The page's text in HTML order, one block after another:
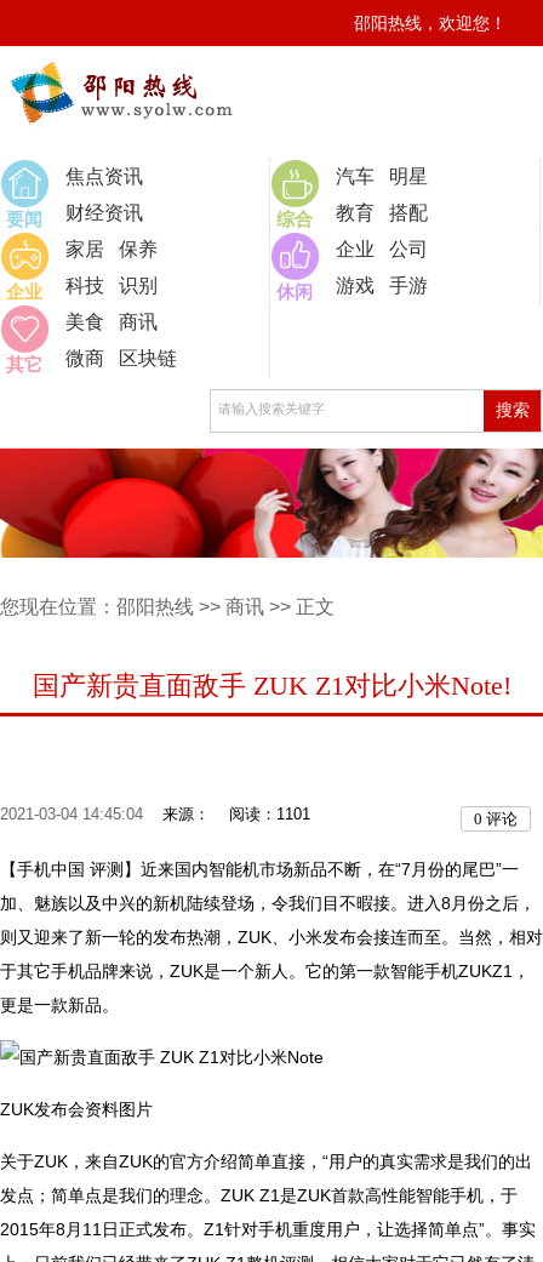
邵阳热线，欢迎您！
要闻
焦点资讯
财经资讯
综合
汽车
明星
教育
搭配
企业
家居
保养
科技
识别 休闲
企业
公司
游戏
手游
其它
美食
商讯
微商
区块链
您现在位置： 邵阳热线 >> 商讯 >> 正文
国产新贵直面敌手 ZUK Z1对比小米Note!
2021-03-04 14:45:04 来源： 阅读：1101 0 评论
【手机中国 评测】近来国内智能机市场新品不断，在“7月份的尾巴”一
加、魅族以及中兴的新机陆续登场，令我们目不暇接。进入8月份之后，
则又迎来了新一轮的发布热潮，ZUK、小米发布会接连而至。当然，相对
于其它手机品牌来说，ZUK是一个新人。它的第一款智能手机ZUKZ1，
更是一款新品。
ZUK发布会资料图片
关于ZUK，来自ZUK的官方介绍简单直接，“用户的真实需求是我们的出
发点；简单点是我们的理念。ZUK Z1是ZUK首款高性能智能手机，于
2015年8月11日正式发布。Z1针对手机重度用户，让选择简单点”。事实